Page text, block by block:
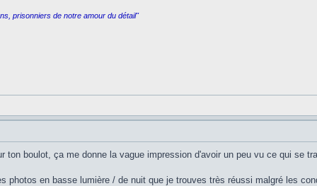
prisonniers de notre amour du détail"
ton boulot, ça me donne la vague impression d'avoir un peu vu ce qui se
photos en basse lumière / de nuit que je trouves très réussi malgré les